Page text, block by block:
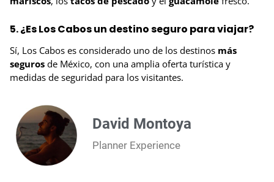
5. ¿Es Los Cabos un destino seguro para viajar?
Sí, Los Cabos es considerado uno de los destinos más
seguros de México, con una amplia oferta turística y
medidas de seguridad para los visitantes.
David Montoya
Planner Experience